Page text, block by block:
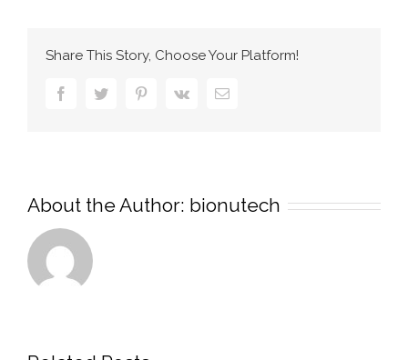
Share This Story, Choose Your Platform!
FacebookTwitter PinterestVk Email
About the Author: bionutech